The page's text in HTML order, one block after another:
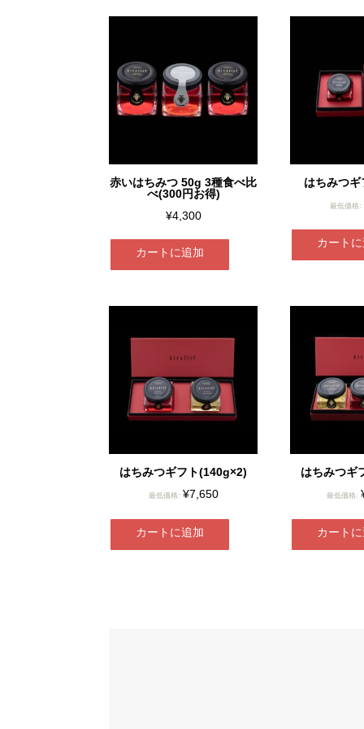
赤いはちみつ 50g 3種食べ比
べ(300円お得)
¥4,300
カートに追加
はちみつ
最低価格:
カート
はちみつギフト(140g×2)
最低価格: ¥7,650
カートに追加
はちみつギ
最低価格:
カート